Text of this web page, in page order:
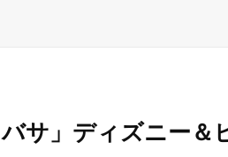
サ」ディズニー＆